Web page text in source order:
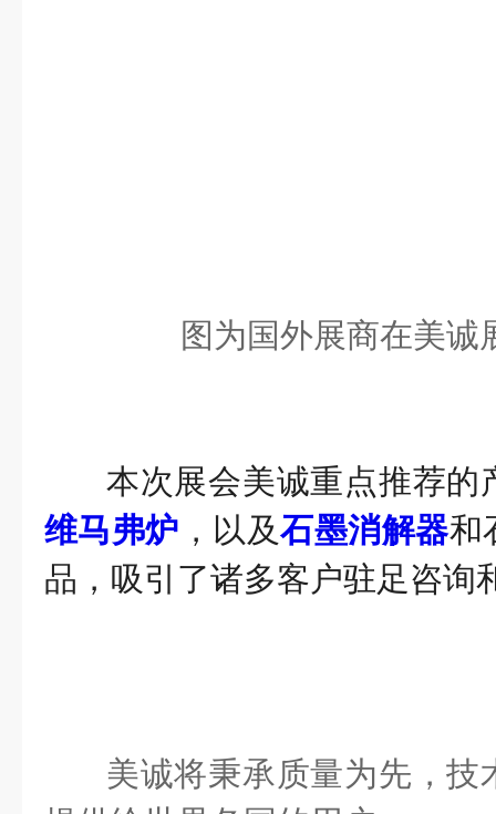
图为国外展商在美诚
本次展会美诚重点推荐的
维马弗炉 ，以及石墨消解器和
品，吸引了诸多客户驻足咨询
美诚将秉承质量为先，技